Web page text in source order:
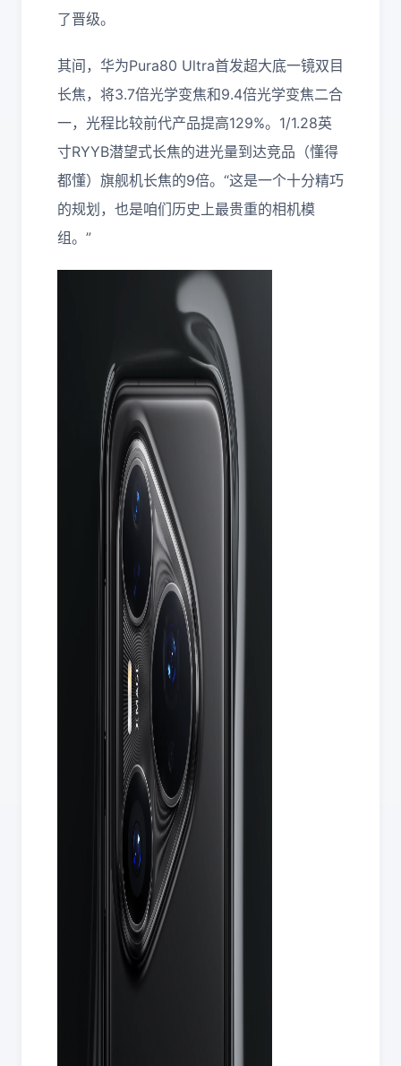
了晋级。
其间，华为Pura80 Ultra首发超大底一镜双目
长焦，将3.7倍光学变焦和9.4倍光学变焦二合
一，光程比较前代产品提高129%。1/1.28英
寸RYYB潜望式长焦的进光量到达竞品（懂得
都懂）旗舰机长焦的9倍。“这是一个十分精巧
的规划，也是咱们历史上最贵重的相机模
组。”